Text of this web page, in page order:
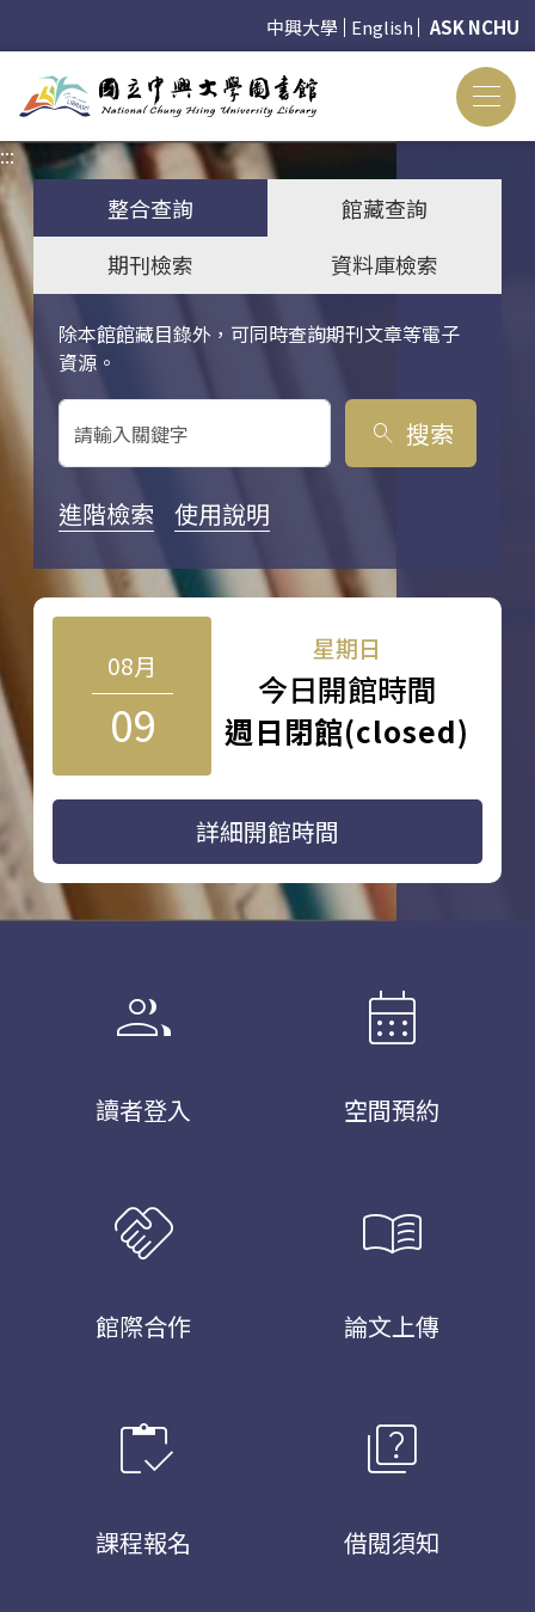
中興大學 English ASK NCHU
:::
整合查詢
館藏查詢
期刊檢索
資料庫檢索
除本館館藏目錄外，可同時查詢期刊文章等電子
資源。
關鍵字搜尋
search 搜索
進階檢索 使用說明
08月
09
星期日
今日開館時間
週日閉館(closed)
詳細開館時間
group
讀者登入
calendar_month
空間預約
handshake
館際合作
menu_book
論文上傳
inventory
課程報名
quiz
借閱須知